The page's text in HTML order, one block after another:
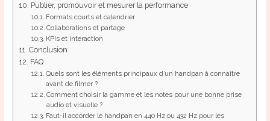
Publier, promouvoir et mesurer la performance
Formats courts et calendrier
Collaborations et partage
KPIs et interaction
Conclusion
FAQ
Quels sont les éléments principaux d’un handpan à connaître
avant de filmer ?
Comment choisir la gamme et les notes pour une bonne prise
audio et visuelle ?
Faut-il accorder le handpan en 440 Hz ou 432 Hz pour les